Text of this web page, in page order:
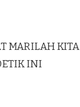
MARILAH KITA
INI